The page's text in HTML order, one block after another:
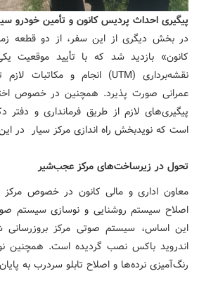
پیگیری احداث پردیس کانون و تأمین خودرو
در بخش دیگری از این سفر، از دو قطعه
کانون» بازدید شد که با تأیید موقعیت
نقشه‌برداری (UTM) انجام و مکاتبات
عمرانی صورت پذیرد. همچنین در خصوص
پیگیری‌های لازم از طریق فرمانداری و
است که نویدبخش راه اندازی مرکز سیار در
تحول در زیرساخت‌های مرکز عجب‌شیر
معاون اداری و مالی کانون در خصوص مرکز
اصلاح سیستم روشنایی و نوسازی سیستم
این اساس، سیستم صوتی مرکز بروزرسانی
اندروید باکس نصب گردیده است. همچنین
رنگ‌آمیزی نرده‌ها و اصلاح تابلو سردرب به